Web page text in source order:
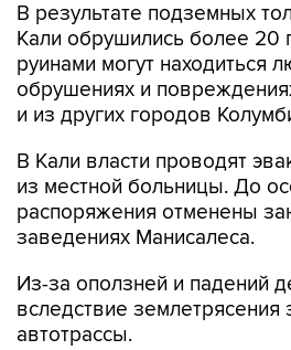
В результате подземных
Кали обрушились более 20
руинами могут находиться
обрушениях и
и из других городов
В Кали власти проводят
из местной больницы. До
распоряжения отменены
заведениях Манисалеса.
Из-за оползней и падений
вследствие
автотрассы.